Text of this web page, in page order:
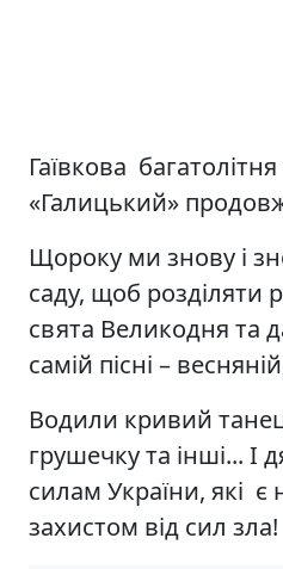
Гаївкова
«Галицький»
Щороку ми знову і
саду, щоб розділяти
свята Великодня та
самій пісні –
Водили кривий
грушечку та інші... І
силам України, які
захистом від сил зла!